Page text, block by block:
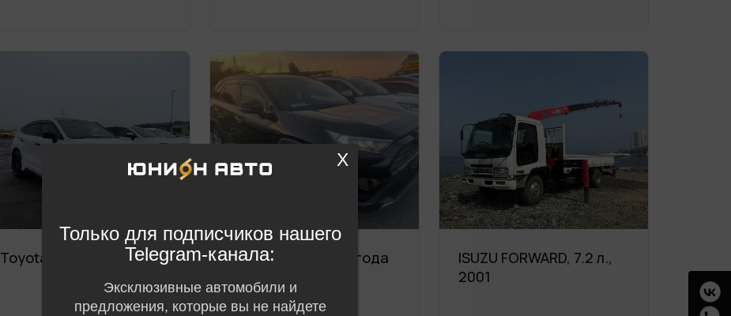
Toyota Harrier 2020 год Toyota Rav4 2020 года
ISUZU FORWARD, 7.2 л.,
2001
Только для подписчиков нашего
Telegram-канала:
Эксклюзивные автомобили и
предложения, которые вы не найдете
X